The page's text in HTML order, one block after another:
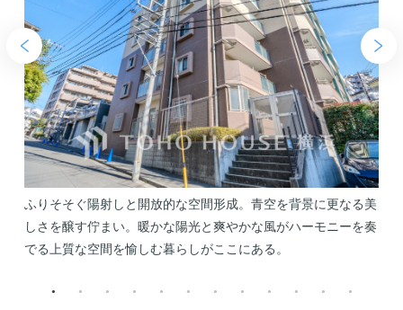
ふりそそぐ陽射しと開放的な空間形成。青空を背景に更なる美
しさを醸す佇まい。暖かな陽光と爽やかな風がハーモニーを奏
でる上質な空間を愉しむ暮らしがここにある。